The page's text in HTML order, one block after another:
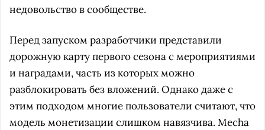
недовольство в сообществе.
Перед запуском разработчики представили
дорожную карту первого сезона с мероприятиями
и наградами, часть из которых можно
разблокировать без вложений. Однако даже с
этим подходом многие пользователи считают, что
модель монетизации слишком навязчива. Mecha